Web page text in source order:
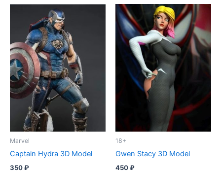
Marvel
Captain Hydra 3D Model
350₽
18+
Gwen Stacy 3D Model
450₽